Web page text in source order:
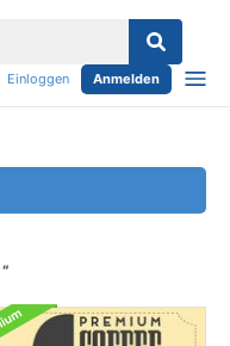
Einloggen Anmelden